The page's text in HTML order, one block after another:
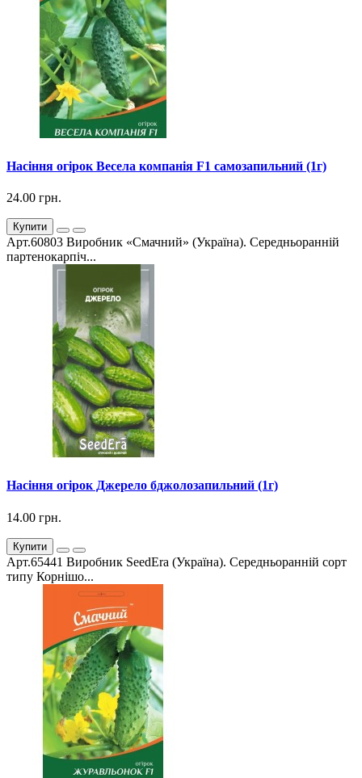
Насіння огірок Весела компанія F1 самозапильний (1г)
24.00 грн.
Купити
Арт.60803 Виробник «Смачний» (Україна). Середньоранній
партенокарпіч...
Насіння огірок Джерело бджолозапильний (1г)
14.00 грн.
Купити
Арт.65441 Виробник SeedEra (Україна). Середньоранній сорт
типу Корнішо...